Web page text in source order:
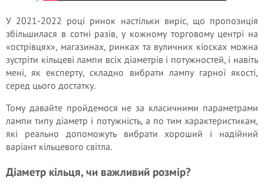
У 2021-2022 році ринок настільки виріс, що пропозиція
збільшилася в сотні разів, у кожному торговому центрі на
«острівцях», магазинах, ринках та вуличних кіосках можна
зустріти кільцеві лампи всіх діаметрів і потужностей, і навіть
мені, як експерту, складно вибрати лампу гарної якості,
серед цього достатку.
Тому давайте пройдемося не за класичними параметрами
лампи типу діаметр і потужність, а по тим характеристикам,
які реально допоможуть вибрати хороший і надійний
варіант кільцевого світла.
Діаметр кільця, чи важливий розмір?